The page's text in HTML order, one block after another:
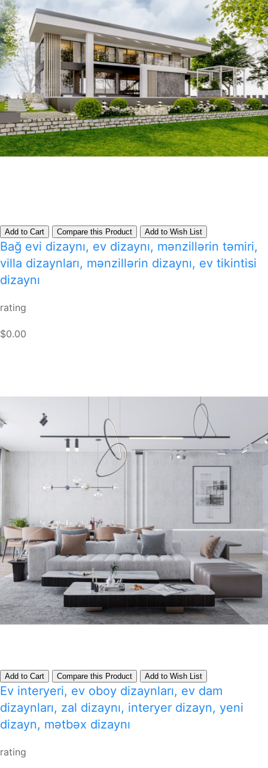
Add to Cart Compare this Product Add to Wish List
Bağ evi dizaynı, ev dizaynı, mənzillərin təmiri,
villa dizaynları, mənzillərin dizaynı, ev tikintisi
dizaynı
rating
$0.00
Add to Cart Compare this Product Add to Wish List
Ev interyeri, ev oboy dizaynları, ev dam
dizaynları, zal dizaynı, interyer dizayn, yeni
dizayn, mətbəx dizaynı
rating